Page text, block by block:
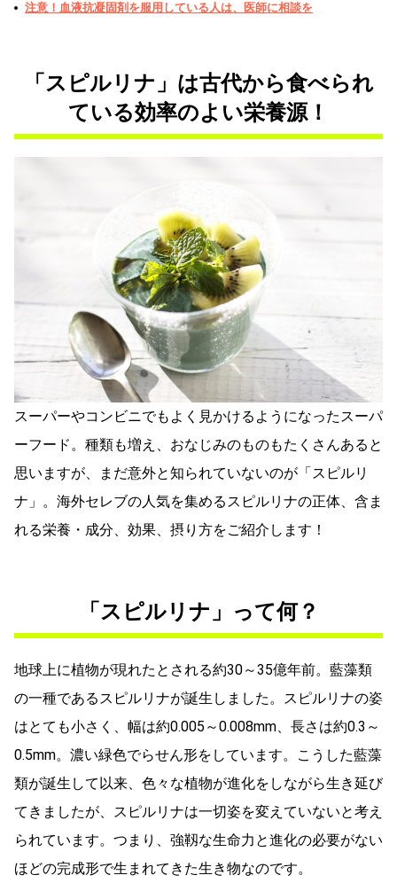
注意！血液抗凝固剤を服用している人は、医師に相談を
「スピルリナ」は古代から食べられ
ている効率のよい栄養源！
スーパーやコンビニでもよく見かけるようになったスーパ
ーフード。種類も増え、おなじみのものもたくさんあると
思いますが、まだ意外と知られていないのが「スピルリ
ナ」。海外セレブの人気を集めるスピルリナの正体、含ま
れる栄養・成分、効果、摂り方をご紹介します！
「スピルリナ」って何？
地球上に植物が現れたとされる約30～35億年前。藍藻類
の一種であるスピルリナが誕生しました。スピルリナの姿
はとても小さく、幅は約0.005～0.008mm、長さは約0.3～
0.5mm。濃い緑色でらせん形をしています。こうした藍藻
類が誕生して以来、色々な植物が進化をしながら生き延び
てきましたが、スピルリナは一切姿を変えていないと考え
られています。つまり、強靱な生命力と進化の必要がない
ほどの完成形で生まれてきた生き物なのです。